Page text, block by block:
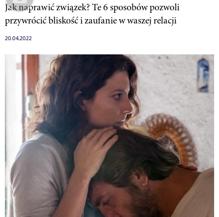
Jak naprawić związek? Te 6 sposobów pozwoli
przywrócić bliskość i zaufanie w waszej relacji
20.04.2022